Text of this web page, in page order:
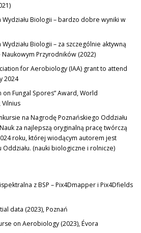
Biologii – bardzo dobre wyniki w
Biologii – za szczególnie aktywną
Naukowym Przyrodników (2022)
for Aerobiology (IAA) grant to attend
2024
on Fungal Spores” Award, World
na Nagrodę Poznańskiego Oddziału
za najlepszą oryginalną pracę twórczą
roku, której wiodącym autorem jest
(nauki biologiczne i rolnicze)
z BSP – Pix4Dmapper i Pix4Dfields
data (2023), Poznań
on Aerobiology (2023), Évora